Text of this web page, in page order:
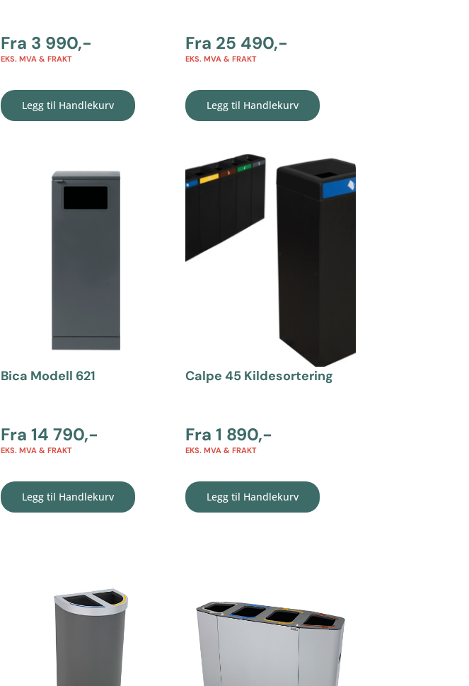
Fra 3 990,-
EKS. MVA & FRAKT
Legg til Handlekurv
Fra 25 490,-
EKS. MVA & FRAKT
Legg til Handlekurv
Bica Modell 621
Fra 14 790,-
EKS. MVA & FRAKT
Legg til Handlekurv
Calpe 45 Kildesortering
Fra 1 890,-
EKS. MVA & FRAKT
Legg til Handlekurv